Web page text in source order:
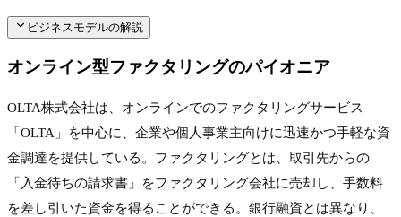
ビジネスモデルの解説
オンライン型ファクタリングのパイオニア
OLTA株式会社は、オンラインでのファクタリングサービス
「OLTA」を中心に、企業や個人事業主向けに迅速かつ手軽な資
金調達を提供している。ファクタリングとは、取引先からの
「入金待ちの請求書」をファクタリング会社に売却し、手数料
を差し引いた資金を得ることができる。銀行融資とは異なり、